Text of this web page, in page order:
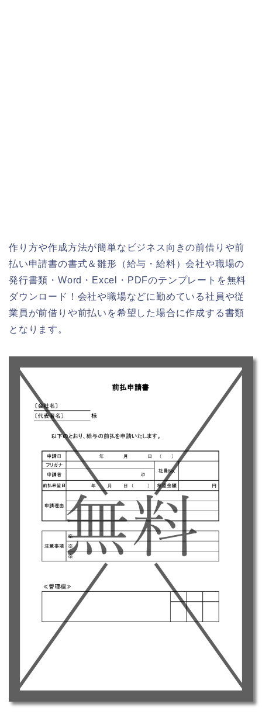
作り方や作成方法が簡単なビジネス向きの前借りや前
払い申請書の書式＆雛形（給与・給料）会社や職場の
発行書類・Word・Excel・PDFのテンプレートを無料
ダウンロード！会社や職場などに勤めている社員や従
業員が前借りや前払いを希望した場合に作成する書類
となります。